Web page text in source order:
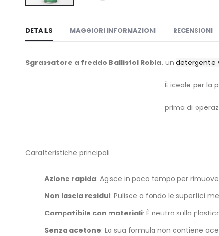
della
di
immagini
DETAILS
Sgrassatore a freddo Ballistol Robla, un detergente
È ideale per la pulizia di armi, ma è
prima di operazioni di
Caratteristiche principali
Azione rapida: Agisce in poco tempo per
Non lascia residui: Pulisce a fondo le superfici
Compatibile con materiali: È neutro sulla
Senza acetone: La sua formula non contiene
MAGGIORI INFORMAZIONI RECENSIONI